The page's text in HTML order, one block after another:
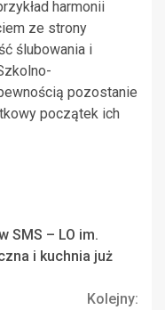
harmonii
ze strony
ślubowania i
pozostanie
początek ich
SMS – LO im.
i kuchnia już
Kolejny: